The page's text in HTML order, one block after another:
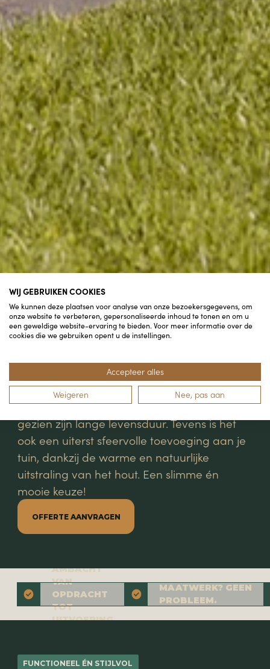
Een overkapping van Douglashout is
functioneel en een duurzame investering
gezien zijn lange levensduur. Tevens is het
ook een uiterst sfeervolle toevoeging aan je
tuin, dankzij de warme en natuurlijke
uitstraling van het hout. Een slimme én
mooie keuze!
OFFERTE AANVRAGEN
AMBACHT
VAN
OPDRACHT
TOT
UITVOERING
MAATWERK? GEEN
PROBLEEM.
FUNCTIONEEL ÉN STIJLVOL
WIJ GEBRUIKEN COOKIES
We kunnen deze plaatsen voor analyse van onze bezoekersgegevens, om
onze website te verbeteren, gepersonaliseerde inhoud te tonen en om u
een geweldige website-ervaring te bieden. Voor meer informatie over de
cookies die we gebruiken opent u de instellingen.
Accepteer alles
Weigeren
Nee, pas aan